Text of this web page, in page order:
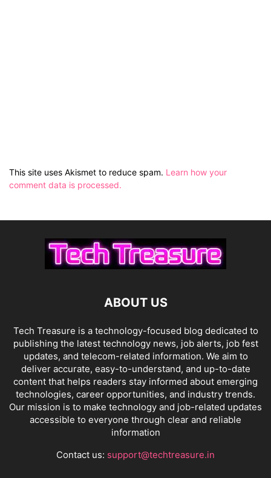
This site uses Akismet to reduce spam. Learn how your
comment data is processed.
ABOUT US
Tech Treasure is a technology-focused blog dedicated to
publishing the latest technology news, job alerts, job fest
updates, and telecom-related information. We aim to
deliver accurate, easy-to-understand, and up-to-date
content that helps readers stay informed about emerging
technologies, career opportunities, and industry trends.
Our mission is to make technology and job-related updates
accessible to everyone through clear and reliable
information
Contact us: support@techtreasure.in